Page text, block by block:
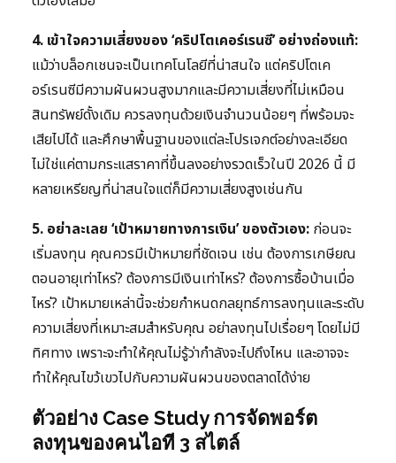
4. เข้าใจความเสี่ยงของ ‘คริปโตเคอร์เรนซี’ อย่างถ่องแท้:
แม้ว่าบล็อกเชนจะเป็นเทคโนโลยีที่น่าสนใจ แต่คริปโตเค
อร์เรนซีมีความผันผวนสูงมากและมีความเสี่ยงที่ไม่เหมือน
สินทรัพย์ดั้งเดิม ควรลงทุนด้วยเงินจำนวนน้อยๆ ที่พร้อมจะ
เสียไปได้ และศึกษาพื้นฐานของแต่ละโปรเจกต์อย่างละเอียด
ไม่ใช่แค่ตามกระแสราคาที่ขึ้นลงอย่างรวดเร็วในปี 2026 นี้ มี
หลายเหรียญที่น่าสนใจแต่ก็มีความเสี่ยงสูงเช่นกัน
5. อย่าละเลย ‘เป้าหมายทางการเงิน’ ของตัวเอง: ก่อนจะ
เริ่มลงทุน คุณควรมีเป้าหมายที่ชัดเจน เช่น ต้องการเกษียณ
ตอนอายุเท่าไหร่? ต้องการมีเงินเท่าไหร่? ต้องการซื้อบ้านเมื่อ
ไหร่? เป้าหมายเหล่านี้จะช่วยกำหนดกลยุทธ์การลงทุนและระดับ
ความเสี่ยงที่เหมาะสมสำหรับคุณ อย่าลงทุนไปเรื่อยๆ โดยไม่มี
ทิศทาง เพราะจะทำให้คุณไม่รู้ว่ากำลังจะไปถึงไหน และอาจจะ
ทำให้คุณไขว้เขวไปกับความผันผวนของตลาดได้ง่าย
ตัวอย่าง Case Study การจัดพอร์ต
ลงทุนของคนไอที 3 สไตล์